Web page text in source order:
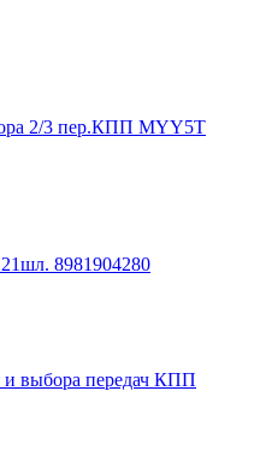
2/3 пер.КПП MYY5T
8981904280
и выбора передач КПП